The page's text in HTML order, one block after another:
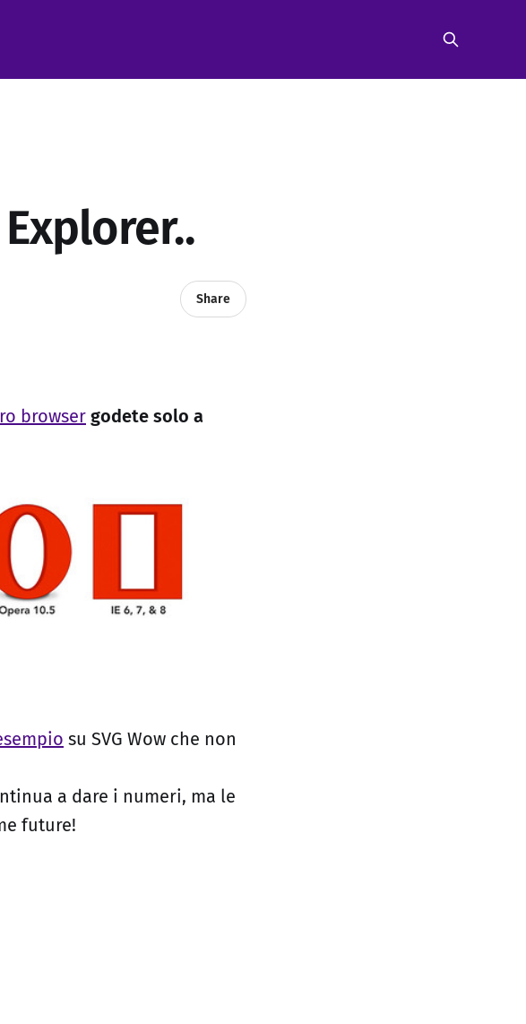
Share
browser godete solo a
su SVG Wow che non
a dare i numeri, ma le
future!